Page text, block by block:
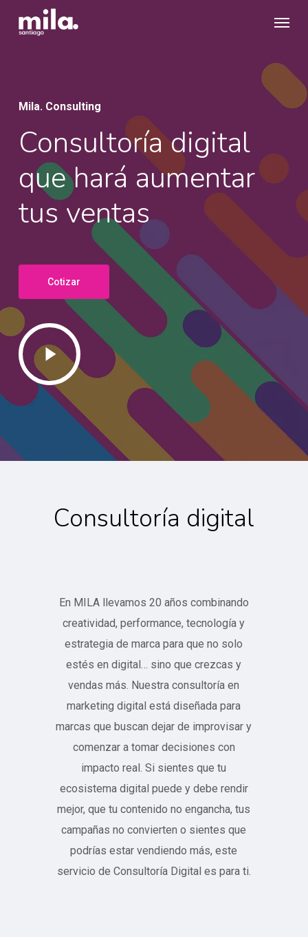
Mila. Consulting
Consultoría digital
que hará aumentar
tus ventas
Cotizar
Play
Video
Consultoría digital
En MILA llevamos 20 años combinando
creatividad, performance, tecnología y
estrategia de marca para que no solo
estés en digital… sino que crezcas y
vendas más. Nuestra consultoría en
marketing digital está diseñada para
marcas que buscan dejar de improvisar y
comenzar a tomar decisiones con
impacto real. Si sientes que tu
ecosistema digital puede y debe rendir
mejor, que tu contenido no engancha, tus
campañas no convierten o sientes que
podrías estar vendiendo más, este
servicio de Consultoría Digital es para ti.